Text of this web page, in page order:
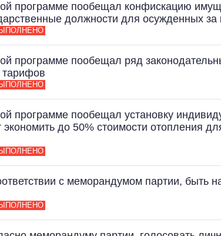
программе пообещал конфискацию
должности для осужденных за
программе пообещал ряд
тарифов
программе пообещал установку
экономить до 50% стоимости отопления
с меморандумом партии, быть